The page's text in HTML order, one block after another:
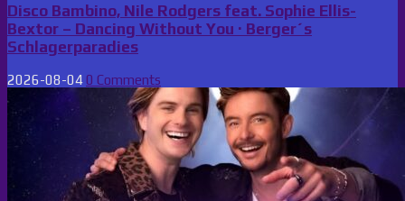
Disco Bambino, Nile Rodgers feat. Sophie Ellis-
Bextor – Dancing Without You · Berger´s
Schlagerparadies
2026-08-04 0 Comments